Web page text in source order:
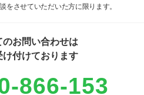
をさせていただいた方に限ります。
お問い合わせは
け付けております
866-153